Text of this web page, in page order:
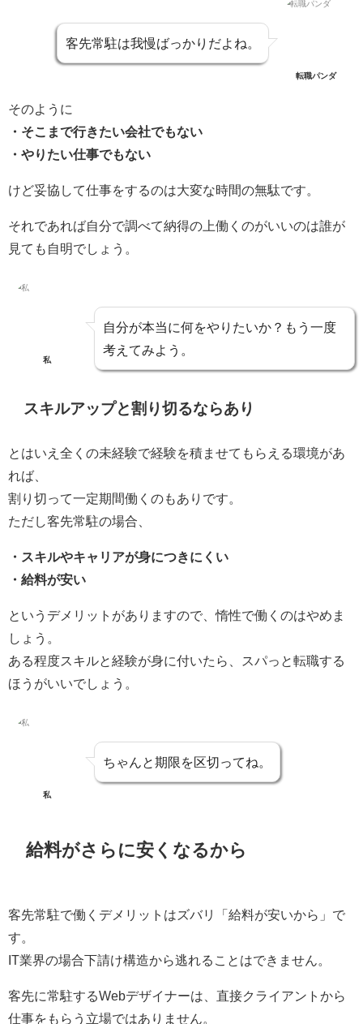
客先常駐は我慢ばっかりだよね。
転職パンダ
そのように
・そこまで行きたい会社でもない
・やりたい仕事でもない
けど妥協して仕事をするのは大変な時間の無駄です。
それであれば自分で調べて納得の上働くのがいいのは誰が
見ても自明でしょう。
私
自分が本当に何をやりたいか？もう一度
考えてみよう。
スキルアップと割り切るならあり
とはいえ全くの未経験で経験を積ませてもらえる環境があ
れば、
割り切って一定期間働くのもありです。
ただし客先常駐の場合、
・スキルやキャリアが身につきにくい
・給料が安い
というデメリットがありますので、惰性で働くのはやめま
しょう。
ある程度スキルと経験が身に付いたら、スパっと転職する
ほうがいいでしょう。
私
ちゃんと期限を区切ってね。
給料がさらに安くなるから
客先常駐で働くデメリットはズバリ「給料が安いから」で
す。
IT業界の場合下請け構造から逃れることはできません。
客先に常駐するWebデザイナーは、直接クライアントから
仕事をもらう立場ではありません。